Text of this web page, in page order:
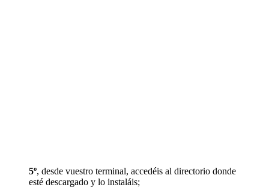
5º, desde vuestro terminal, accedéis al directorio donde
esté descargado y lo instaláis;